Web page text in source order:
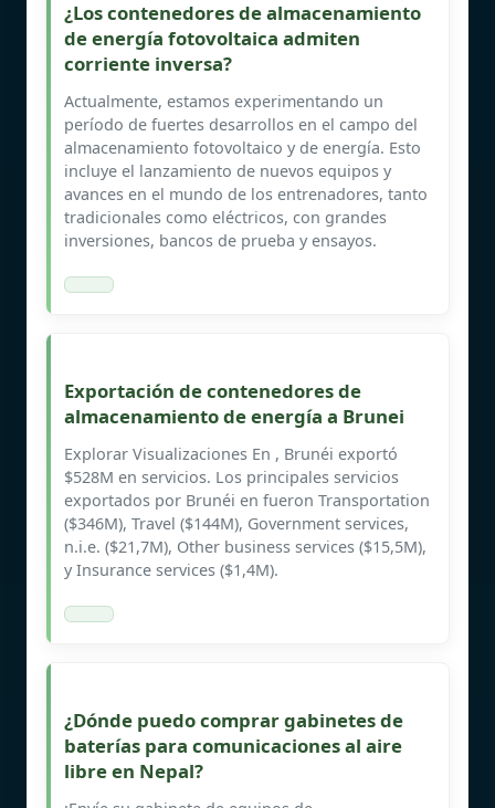
¿Los contenedores de almacenamiento
de energía fotovoltaica admiten
corriente inversa?
Actualmente, estamos experimentando un
período de fuertes desarrollos en el campo del
almacenamiento fotovoltaico y de energía. Esto
incluye el lanzamiento de nuevos equipos y
avances en el mundo de los entrenadores, tanto
tradicionales como eléctricos, con grandes
inversiones, bancos de prueba y ensayos.
Exportación de contenedores de
almacenamiento de energía a Brunei
Explorar Visualizaciones En , Brunéi exportó
$528M en servicios. Los principales servicios
exportados por Brunéi en fueron Transportation
($346M), Travel ($144M), Government services,
n.i.e. ($21,7M), Other business services ($15,5M),
y Insurance services ($1,4M).
¿Dónde puedo comprar gabinetes de
baterías para comunicaciones al aire
libre en Nepal?